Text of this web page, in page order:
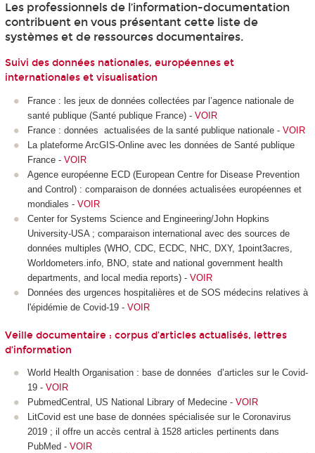
Les professionnels de l’information-documentation
contribuent en vous présentant cette liste de
systèmes et de ressources documentaires.
Suivi des données nationales, européennes et
internationales et visualisation
France : les jeux de données collectées par l’agence nationale de
santé publique (Santé publique France) - VOIR
France : données actualisées de la santé publique nationale - VOIR
La plateforme ArcGIS-Online avec les données de Santé publique
France - VOIR
Agence européenne ECD (European Centre for Disease Prevention
and Control) : comparaison de données actualisées européennes et
mondiales - VOIR
Center for Systems Science and Engineering/John Hopkins
University-USA ; comparaison international avec des sources de
données multiples (WHO, CDC, ECDC, NHC, DXY, 1point3acres,
Worldometers.info, BNO, state and national government health
departments, and local media reports) - VOIR
Données des urgences hospitalières et de SOS médecins relatives à
l'épidémie de Covid-19 - VOIR
Veille documentaire : corpus d’articles actualisés, lettres
d’information
World Health Organisation : base de données d’articles sur le Covid-
19 - VOIR
PubmedCentral, US National Library of Medecine - VOIR
LitCovid est une base de données spécialisée sur le Coronavirus
2019 ; il offre un accès central à 1528 articles pertinents dans
PubMed - VOIR